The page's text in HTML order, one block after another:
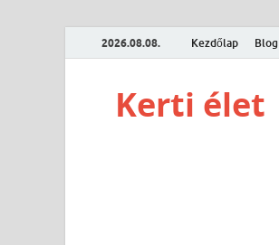
2026.08.08. Kezdőlap Blog
Kerti élet